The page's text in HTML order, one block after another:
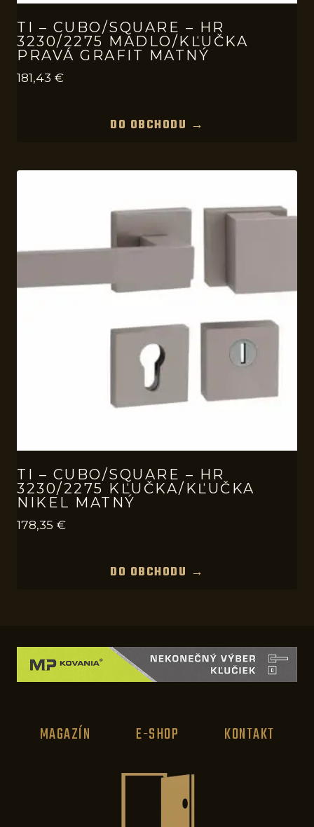
TI – CUBO/SQUARE – HR
3230/2275 MADLO/KĽUČKA
PRAVÁ GRAFIT MATNÝ
181,43 €
DO OBCHODU →
TI – CUBO/SQUARE – HR
3230/2275 KĽUČKA/KĽUČKA
NIKEL MATNÝ
178,35 €
DO OBCHODU →
MAGAZÍN E-SHOP KONTAKT